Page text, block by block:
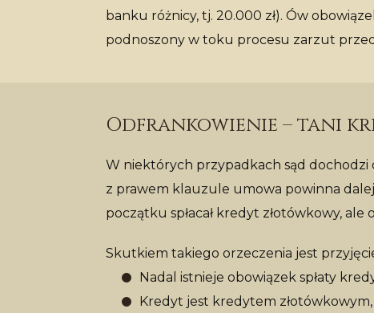
banku różnicy, tj. 20.000 zł). Ów
podnoszony w toku procesu zarzut
Odfrankowienie – tani
W niektórych przypadkach sąd dochodzi
z prawem klauzule umowa powinna
początku spłacał kredyt złotówkowy,
Skutkiem takiego orzeczenia jest
Nadal istnieje obowiązek spłaty
Kredyt jest kredytem